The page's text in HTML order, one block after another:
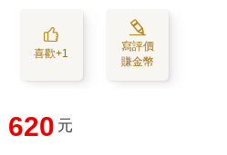
喜歡+1
寫評價
賺金幣
620 元